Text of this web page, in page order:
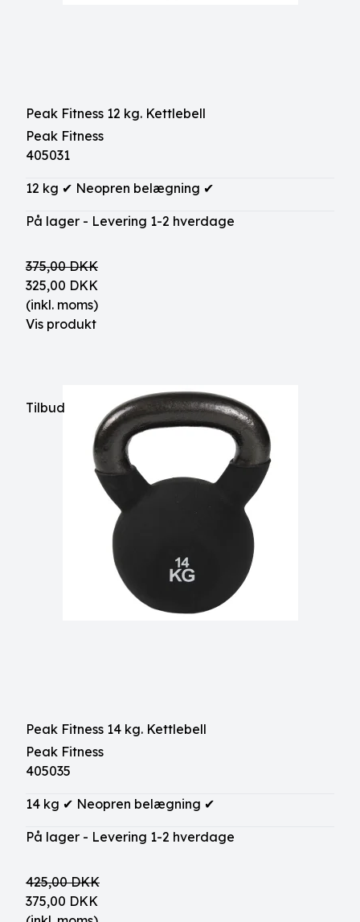
Peak Fitness 12 kg. Kettlebell
Peak Fitness
405031
12 kg ✔ Neopren belægning ✔
På lager - Levering 1-2 hverdage
375,00 DKK
325,00 DKK
(inkl. moms)
Vis produkt
Tilbud
Peak Fitness 14 kg. Kettlebell
Peak Fitness
405035
14 kg ✔ Neopren belægning ✔
På lager - Levering 1-2 hverdage
425,00 DKK
375,00 DKK